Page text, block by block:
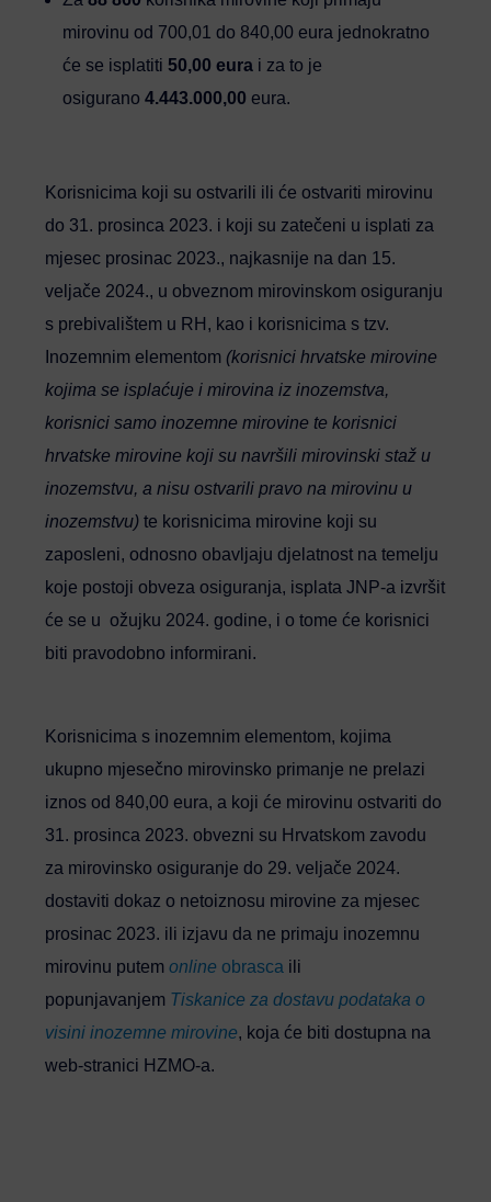
mirovinu od 700,01 do 840,00 eura jednokratno
će se isplatiti 50,00 eurai za to je
osigurano 4.443.000,00 eura.
Korisnicima koji su ostvarili ili će ostvariti mirovinu
do 31. prosinca 2023. i koji su zatečeni u isplati za
mjesec prosinac 2023., najkasnije na dan 15.
veljače 2024., u obveznom mirovinskom osiguranju
s prebivalištem u RH, kao i korisnicima s tzv.
Inozemnim elementom (korisnici hrvatske mirovine
kojima se isplaćuje i mirovina iz inozemstva,
korisnici samo inozemne mirovine te korisnici
hrvatske mirovine koji su navršili mirovinski staž u
inozemstvu, a nisu ostvarili pravo na mirovinu u
inozemstvu) te korisnicima mirovine koji su
zaposleni, odnosno obavljaju djelatnost na temelju
koje postoji obveza osiguranja, isplata JNP-a izvršit
će se u ožujku 2024. godine, i o tome će korisnici
biti pravodobno informirani.
Korisnicima s inozemnim elementom, kojima
ukupno mjesečno mirovinsko primanje ne prelazi
iznos od 840,00 eura, a koji će mirovinu ostvariti do
31. prosinca 2023. obvezni su Hrvatskom zavodu
za mirovinsko osiguranje do 29. veljače 2024.
dostaviti dokaz o netoiznosu mirovine za mjesec
prosinac 2023. ili izjavu da ne primaju inozemnu
mirovinu putem online obrasca ili
popunjavanjem Tiskanice za dostavu podataka o
visini inozemne mirovine, koja će biti dostupna na
web-stranici HZMO-a.